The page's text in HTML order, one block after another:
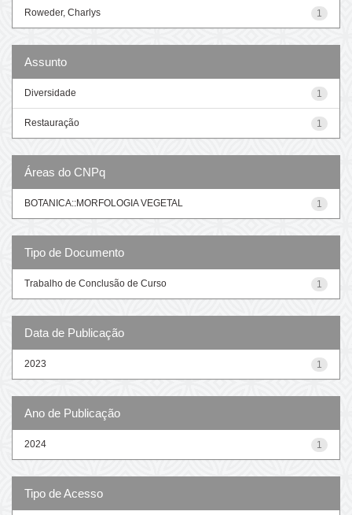
1
Roweder, Charlys
Assunto
1
Diversidade
1
Restauração
Áreas do CNPq
1
BOTANICA::MORFOLOGIA VEGETAL
Tipo de Documento
1
Trabalho de Conclusão de Curso
Data de Publicação
1
2023
Ano de Publicação
1
2024
Tipo de Acesso